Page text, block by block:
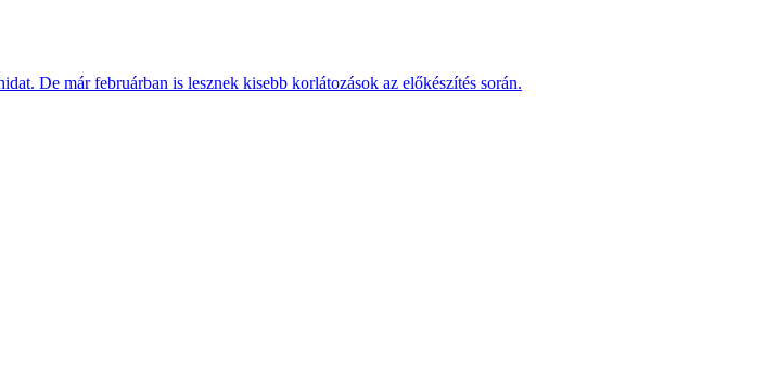
De már februárban is lesznek kisebb korlátozások az előkészítés során.